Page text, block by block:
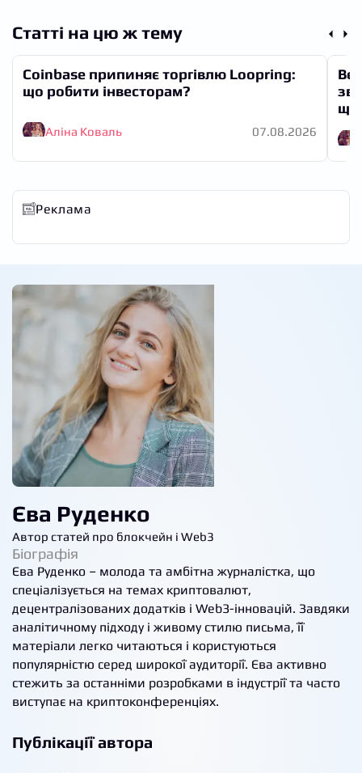
Статті на цю ж тему
Coinbase припиняє торгівлю Loopring:
що робити інвесторам?
Аліна Коваль 07.08.2026
Реклама
Єва Руденко
Автор статей про блокчейн і Web3
Біографія
Єва Руденко – молода та амбітна журналістка, що
спеціалізується на темах криптовалют,
децентралізованих додатків і Web3-інновацій. Завдяки
аналітичному підходу і живому стилю письма, її
матеріали легко читаються і користуються
популярністю серед широкої аудиторії. Єва активно
стежить за останніми розробками в індустрії та часто
виступає на криптоконференціях.
Публікації автора